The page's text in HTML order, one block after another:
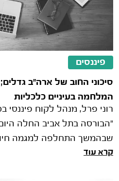
פיננסים
סיכוני החוב של ארה"ב
המלחמה בעיניים כלכליות
רוני פרל, מנהל לקוח פיננסי
"הבורסה בתל אביב החלה
שבהמשך התחלפה למגמה
ניהול סיכונים עמוק שעושים
קרא עוד